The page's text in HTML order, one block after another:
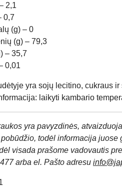
2,1
0,7
(g) – 0
(g) – 79,3
– 35,7
0,01
yra sojų lecitino, cukraus ir
laikyti kambario
yra pavyzdinės,
todėl informacija
visada prašome vadovautis
arba el. Pašto adresu info